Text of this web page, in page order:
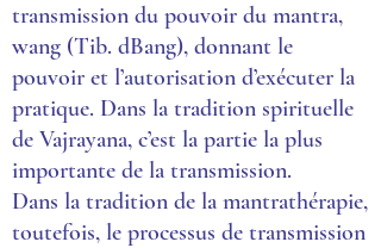
transmission du pouvoir du mantra,
wang (Tib. dBang), donnant le
pouvoir et l’autorisation d’exécuter la
pratique. Dans la tradition spirituelle
de Vajrayana, c’est la partie la plus
importante de la transmission.
Dans la tradition de la mantrathérapie,
toutefois, le processus de transmission